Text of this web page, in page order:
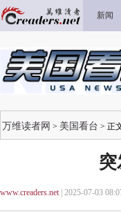
新闻
万维读者网 > 美国看台 > 正
www.creaders.net| 2025-07-03